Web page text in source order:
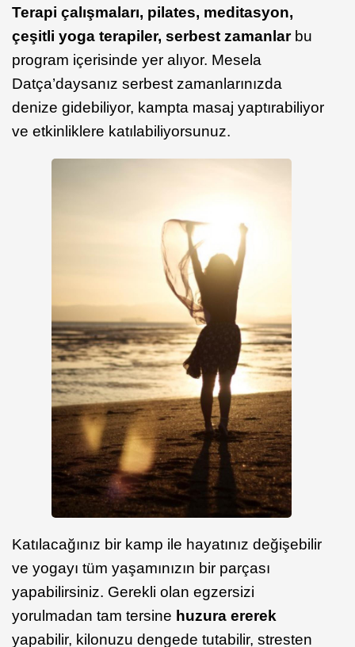
Terapi çalışmaları, pilates, meditasyon,
çeşitli yoga terapiler, serbest zamanlarbu
program içerisinde yer alıyor. Mesela
Datça’daysanız serbest zamanlarınızda
denize gidebiliyor, kampta masaj yaptırabiliyor
ve etkinliklere katılabiliyorsunuz.
Katılacağınız bir kamp ile hayatınız değişebilir
ve yogayı tüm yaşamınızın bir parçası
yapabilirsiniz. Gerekli olan egzersizi
yorulmadan tam tersine huzura ererek
yapabilir, kilonuzu dengede tutabilir, stresten